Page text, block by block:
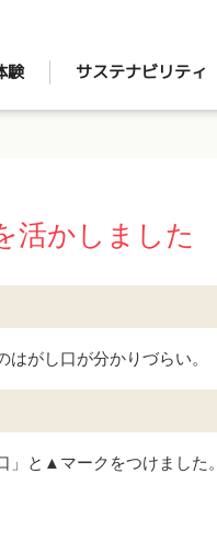
験 サステナビリティ
活かしました
がし口が分かりづらい。
」と▲マークをつけました。